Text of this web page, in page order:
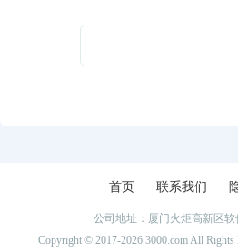
首页 联系我们
公司地址：厦门火炬高新区
Copyright © 2017-2026 3000.com All